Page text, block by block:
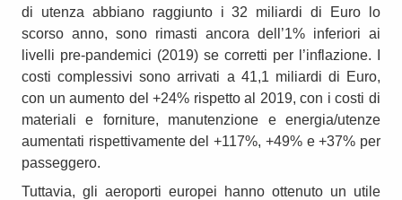
di utenza abbiano raggiunto i 32 miliardi di Euro lo
scorso anno, sono rimasti ancora dell’1% inferiori ai
livelli pre-pandemici (2019) se corretti per l’inflazione. I
costi complessivi sono arrivati a 41,1 miliardi di Euro,
con un aumento del +24% rispetto al 2019, con i costi di
materiali e forniture, manutenzione e energia/utenze
aumentati rispettivamente del +117%, +49% e +37% per
passeggero.
Tuttavia, gli aeroporti europei hanno ottenuto un utile